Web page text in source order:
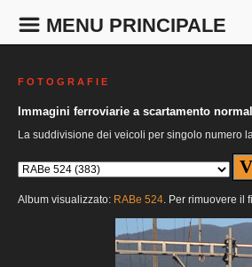
MENU PRINCIPALE
F O T O G R A F I E
Immagini ferroviarie a scartamento
La suddivisione dei veicoli per singolo numero
Album visualizzato: RABe 524. Per rimuovere il